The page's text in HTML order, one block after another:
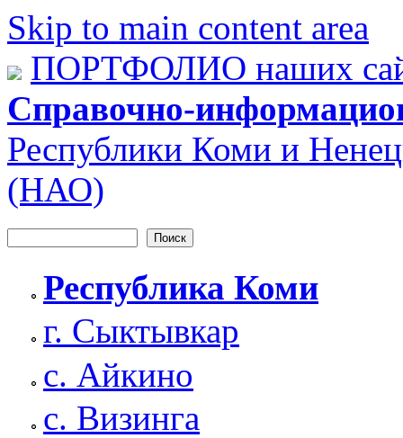
Skip to main content area
ПОРТФОЛИО наших
Справочно-
Республики Коми и
(НАО)
Форма поиска
Республика Коми
г. Сыктывкар
с. Айкино
с. Визинга